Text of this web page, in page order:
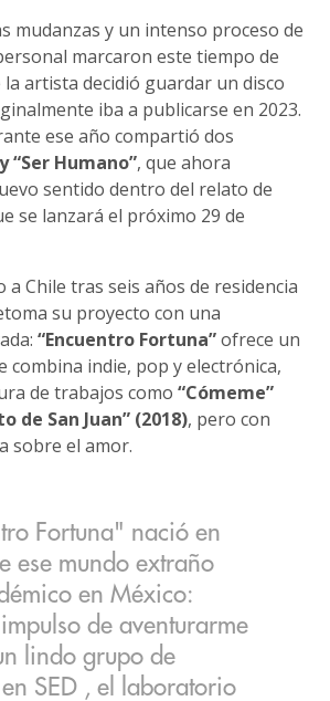
mudanzas y un intenso proceso de
marcaron este tiempo de
la artista decidió guardar un disco
iba a publicarse en 2023.
ese año compartió dos
“Ser Humano”, que ahora
sentido dentro del relato de
se lanzará el próximo 29 de
a Chile tras seis años de residencia
su proyecto con una
“Encuentro Fortuna”ofrece un
combina indie, pop y electrónica,
de trabajos como“Cómeme”
de San Juan” (2018), pero con
sobre el amor.
Fortuna" nació en
ese mundo extraño
en México:
de aventurarme
lindo grupo de
SED , el laboratorio